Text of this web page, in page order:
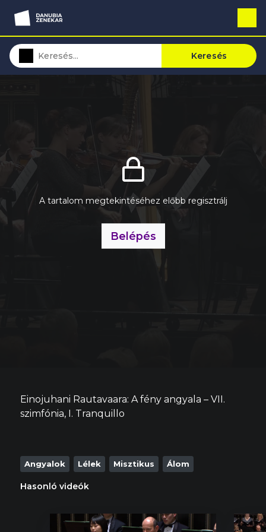
Keresés
A tartalom megtekintéséhez előbb regisztrálj
Belépés
Einojuhani Rautavaara: A fény angyala – VII.
szimfónia, I. Tranquillo
Angyalok Lélek Misztikus Álom
Hasonló videók